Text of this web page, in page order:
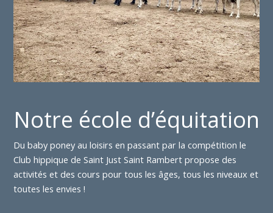
Notre école d’équitation
Du baby poney au loisirs en passant par la compétition le
Club hippique de Saint Just Saint Rambert propose des
activités et des cours pour tous les âges, tous les niveaux et
toutes les envies !